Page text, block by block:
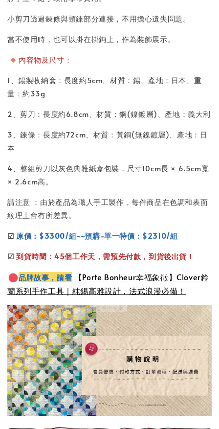
小剪刀透過鍊條與頸鍊部分連接，不用擔心遺失問題。
當不使用時，也可以掛在掛鉤上，作為裝飾展示。
內容物及尺寸：
1、錫製收納盒：長度約5cm、材質：錫、產地：日本、重
量：約33g
2、剪刀：長度約6.8cm、材質：鋼(鎳鍍層)、產地：義大利
3、鍊條：長度約72cm、材質：黃銅(無鎳鍍層)、產地：日
本
4、整組剪刀以灰色典雅紙盒包裝，尺寸10cm長 × 6.5cm寬
× 2.6cm高。
請注意 ：由於產品為職人手工製作，每件商品在色調和表面
紋理上會有所差異。
☑ 原價：$3300/組~~預購-單一特價：$2310/組
☑到貨時間：45個工作天，需預先付款，到貨後出貨！
品牌故事，請看
【Porte Bonheur幸福象徵】Clover鈴
蘭系列手作工具｜純錫高雅設計，法式浪漫必備！